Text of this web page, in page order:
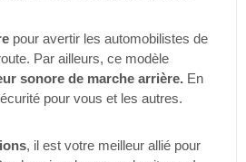
pour avertir les automobilistes de
Par ailleurs, ce modèle
sonore de marche arrière. En
pour vous et les autres.
, il est votre meilleur allié pour